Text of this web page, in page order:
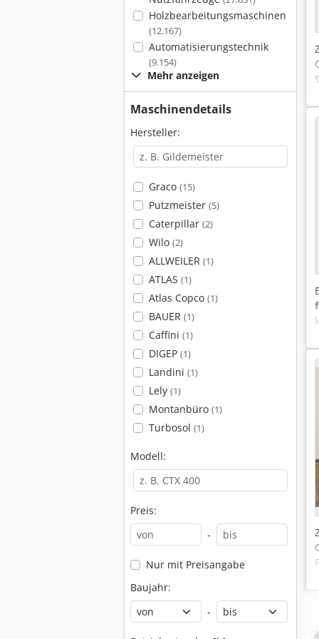
Holzbearbeitungsmaschinen
(12.167)
Automatisierungstechnik
(9.154)
Mehr anzeigen
Maschinendetails
Hersteller:
Graco (15)
Putzmeister (5)
Caterpillar (2)
Wilo (2)
ALLWEILER (1)
ATLAS (1)
Atlas Copco (1)
BAUER (1)
Caffini (1)
DIGEP (1)
Landini (1)
Lely (1)
Montanbüro (1)
Turbosol (1)
Modell:
Preis:
-
Nur mit Preisangabe
Baujahr:
-